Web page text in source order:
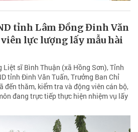
tỉnh Lâm Đồng Đinh Văn
lực lượng lấy mẫu hài
sĩ Bình Thuận (xã Hồng Sơn), Tỉnh
tỉnh Đinh Văn Tuấn, Trưởng Ban Chỉ
đến thăm, kiểm tra và động viên cán bộ,
đang trực tiếp thực hiện nhiệm vụ lấy